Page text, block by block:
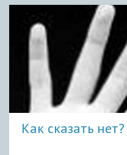
Как сказать нет?